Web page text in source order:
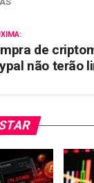
de
não terão